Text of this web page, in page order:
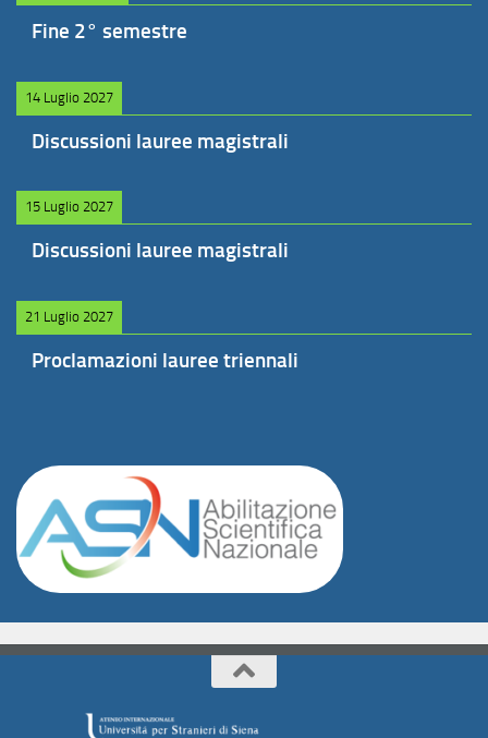
Fine 2° semestre
14 Luglio 2027
Discussioni lauree magistrali
15 Luglio 2027
Discussioni lauree magistrali
21 Luglio 2027
Proclamazioni lauree triennali